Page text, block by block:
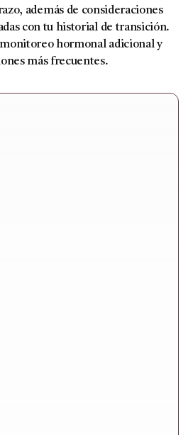
además de consideraciones
con tu historial de transición.
hormonal adicional y
más frecuentes.